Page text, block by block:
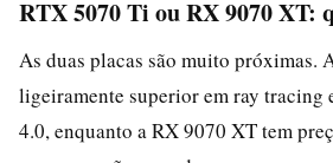
RTX 5070 Ti ou RX 9070 XT:
As duas placas são muito próximas.
ligeiramente superior em ray tracing
4.0, enquanto a RX 9070 XT tem